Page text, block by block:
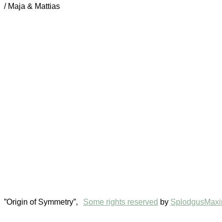
/ Maja & Mattias
”Origin of Symmetry”, Some rights reserved by